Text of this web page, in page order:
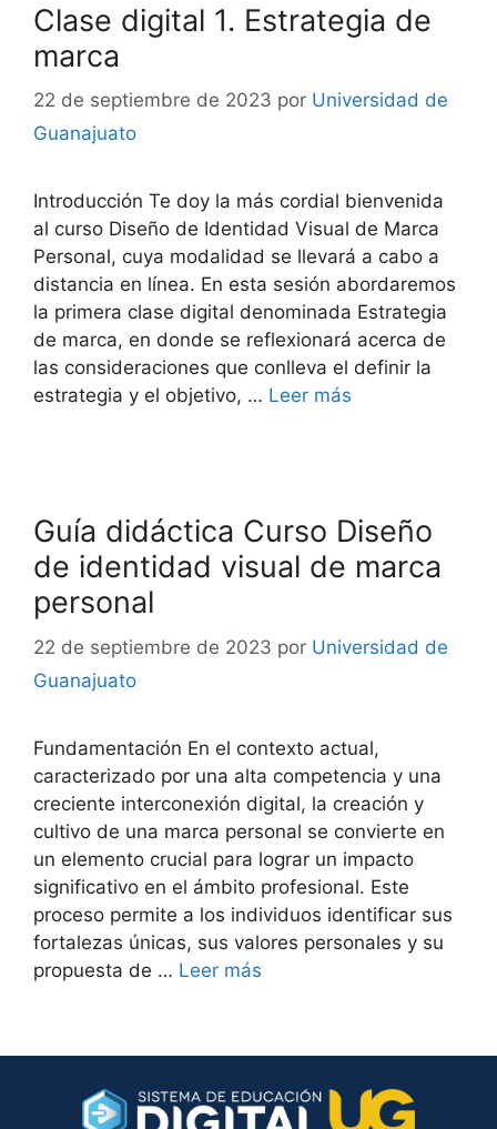
Clase digital 1. Estrategia de
marca
22 de septiembre de 2023 por Universidad de
Guanajuato
Introducción Te doy la más cordial bienvenida
al curso Diseño de Identidad Visual de Marca
Personal, cuya modalidad se llevará a cabo a
distancia en línea. En esta sesión abordaremos
la primera clase digital denominada Estrategia
de marca, en donde se reflexionará acerca de
las consideraciones que conlleva el definir la
estrategia y el objetivo, … Leer más
Guía didáctica Curso Diseño
de identidad visual de marca
personal
22 de septiembre de 2023 por Universidad de
Guanajuato
Fundamentación En el contexto actual,
caracterizado por una alta competencia y una
creciente interconexión digital, la creación y
cultivo de una marca personal se convierte en
un elemento crucial para lograr un impacto
significativo en el ámbito profesional. Este
proceso permite a los individuos identificar sus
fortalezas únicas, sus valores personales y su
propuesta de … Leer más